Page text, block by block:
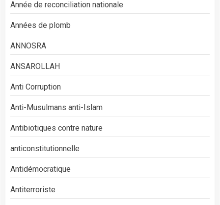
Année de reconciliation nationale
Années de plomb
ANNOSRA
ANSAROLLAH
Anti Corruption
Anti-Musulmans anti-Islam
Antibiotiques contre nature
anticonstitutionnelle
Antidémocratique
Antiterroriste